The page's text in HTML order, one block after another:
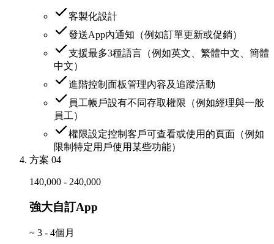
客製化設計
發送App內通知（例如訂單更新或促銷）
支援最多3種語言（例如英文、繁體中文、簡體
中文）
進階控制面板管理內容及追蹤活動
員工帳戶設有不同存取權限（例如經理與一般
員工）
權限設定控制客戶可查看或使用的頁面（例如
限制特定用戶使用某些功能）
方案 04
140,000 - 240,000
強大自訂App
~ 3 - 4個月